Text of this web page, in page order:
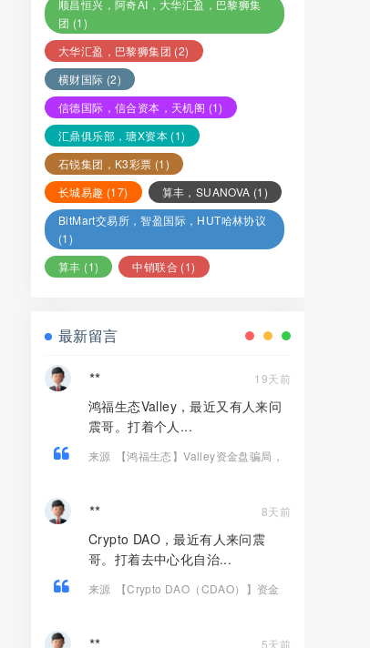
顺昌恒兴，阿奇AI，大华汇盈，巴黎狮集
团 (1)
大华汇盈，巴黎狮集团 (2)
横财国际 (2)
信德国际，信合资本，天机阁 (1)
汇鼎俱乐部，瑭X资本 (1)
石锐集团，K3彩票 (1)
长城易趣 (17) 算丰，SUANOVA (1)
BitMart交易所，智盈国际，HUT哈林协议
(1)
算丰 (1) 中销联合 (1)
最新留言
** 19天前
鸿福生态Valley，最近又有人来问
震哥。打着个人...
来源
【鸿福生态】Valley资金盘骗局，
** 8天前
Crypto DAO，最近有人来问震
哥。打着去中心化自治...
来源
【Crypto DAO（CDAO）】资金
5天前